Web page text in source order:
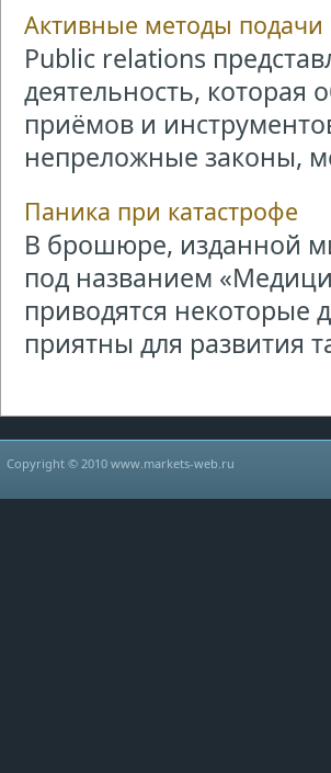
Активные методы
Public relations
деятельность,
приёмов и
непреложные законы,
Паника при катастрофе
В брошюре, изданной
под названием
приводятся некоторые
приятны для развития
Copyright © 2010 www.markets-web.ru